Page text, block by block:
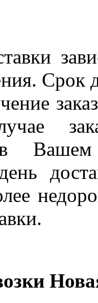
Срок
в